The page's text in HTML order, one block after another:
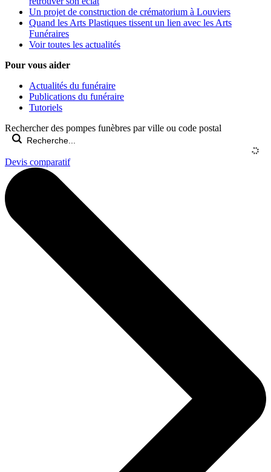
Un projet de construction de crématorium à Louviers
Quand les Arts Plastiques tissent un lien avec les Arts
Funéraires
Voir toutes les actualités
Pour vous aider
Actualités du funéraire
Publications du funéraire
Tutoriels
Rechercher des pompes funèbres par ville ou code postal
Devis comparatif